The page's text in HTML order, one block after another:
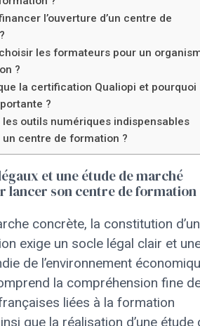
l’ouverture d’un centre de
les formateurs pour un
?
la certification Qualiopi et pourquoi
?
les outils numériques indispensables
un centre de formation ?
et une étude de marché
lancer son centre de formation
concrète, la constitution d’un
exige un socle légal clair et
de l’environnement
la compréhension fine
liées à la formation
que la réalisation d’une étude